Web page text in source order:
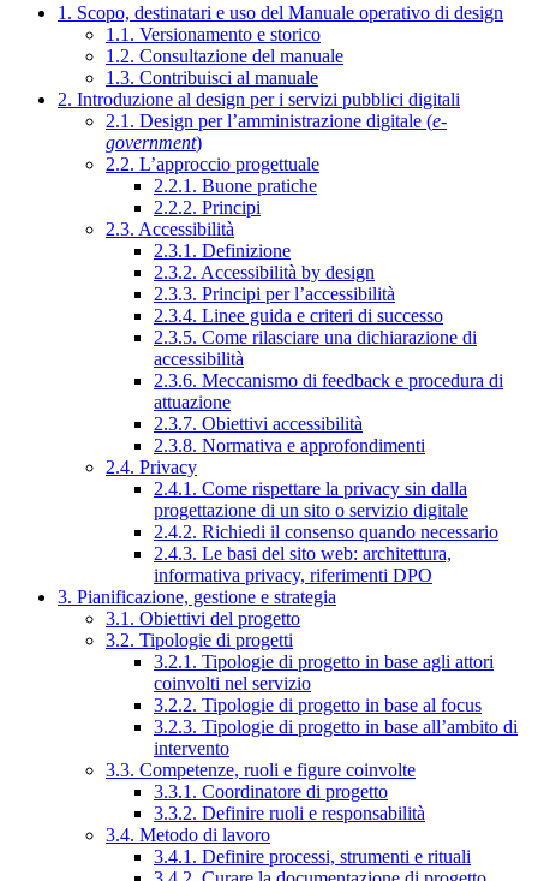
1. Scopo, destinatari e uso del Manuale operativo di design
1.1. Versionamento e storico
1.2. Consultazione del manuale
1.3. Contribuisci al manuale
2. Introduzione al design per i servizi pubblici digitali
2.1. Design per l’amministrazione digitale (e-
government)
2.2. L’approccio progettuale
2.2.1. Buone pratiche
2.2.2. Principi
2.3. Accessibilità
2.3.1. Definizione
2.3.2. Accessibilità by design
2.3.3. Principi per l’accessibilità
2.3.4. Linee guida e criteri di successo
2.3.5. Come rilasciare una dichiarazione di
accessibilità
2.3.6. Meccanismo di feedback e procedura di
attuazione
2.3.7. Obiettivi accessibilità
2.3.8. Normativa e approfondimenti
2.4. Privacy
2.4.1. Come rispettare la privacy sin dalla
progettazione di un sito o servizio digitale
2.4.2. Richiedi il consenso quando necessario
2.4.3. Le basi del sito web: architettura,
informativa privacy, riferimenti DPO
3. Pianificazione, gestione e strategia
3.1. Obiettivi del progetto
3.2. Tipologie di progetti
3.2.1. Tipologie di progetto in base agli attori
coinvolti nel servizio
3.2.2. Tipologie di progetto in base al focus
3.2.3. Tipologie di progetto in base all’ambito di
intervento
3.3. Competenze, ruoli e figure coinvolte
3.3.1. Coordinatore di progetto
3.3.2. Definire ruoli e responsabilità
3.4. Metodo di lavoro
3.4.1. Definire processi, strumenti e rituali